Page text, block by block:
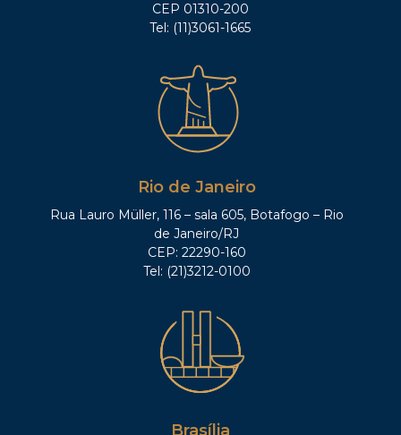
CEP 01310-200
Tel: (11)3061-1665
Rio de Janeiro
Rua Lauro Müller, 116 – sala 605, Botafogo – Rio
de Janeiro/RJ
CEP: 22290-160
Tel: (21)3212-0100
Brasília